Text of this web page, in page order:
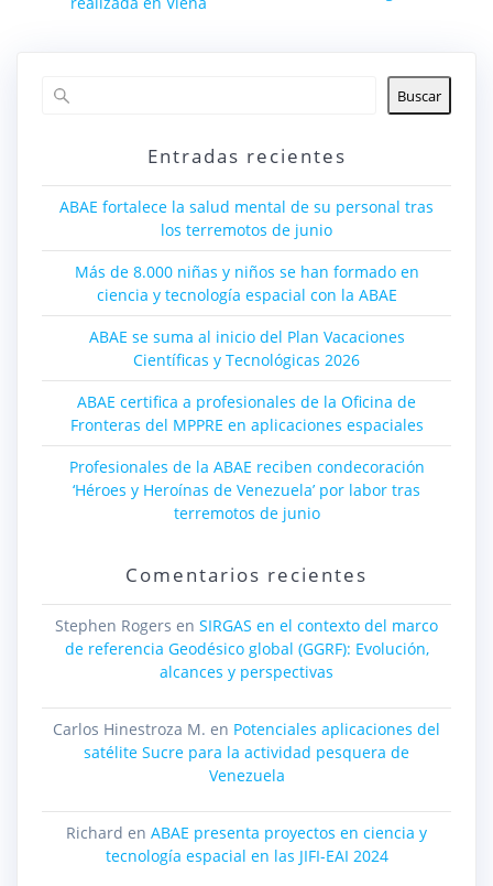
Buscar
Entradas recientes
ABAE fortalece la salud mental de su personal tras
los terremotos de junio
Más de 8.000 niñas y niños se han formado en
ciencia y tecnología espacial con la ABAE
ABAE se suma al inicio del Plan Vacaciones
Científicas y Tecnológicas 2026
ABAE certifica a profesionales de la Oficina de
Fronteras del MPPRE en aplicaciones espaciales
Profesionales de la ABAE reciben condecoración
‘Héroes y Heroínas de Venezuela’ por labor tras
terremotos de junio
Comentarios recientes
Stephen Rogers en SIRGAS en el contexto del marco
de referencia Geodésico global (GGRF): Evolución,
alcances y perspectivas
Carlos Hinestroza M. en Potenciales aplicaciones del
satélite Sucre para la actividad pesquera de
Venezuela
Richard en ABAE presenta proyectos en ciencia y
tecnología espacial en las JIFI-EAI 2024